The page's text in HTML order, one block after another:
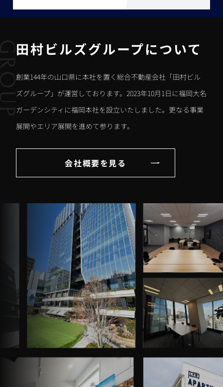
田村ビルズグループについて
創業144年の山口県に本社を置く総合不動産会社「田村ビル
ズグループ」が運営しております。2023年10月1日に福岡大名
ガーデンシティに福岡本社を設立いたしました。更なる事業
展開やエリア展開を進めて参ります。
会社概要を見る